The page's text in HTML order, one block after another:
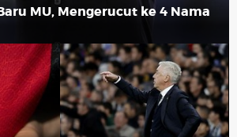
MU, Mengerucut ke 4 Nama